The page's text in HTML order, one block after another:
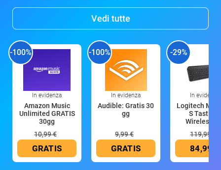
Vedi tutte
-100%
In evidenza
Amazon Music
Unlimited GRATIS
30gg
10,99 €
GRATIS
-100%
In evidenza
Audible: Gratis 30
gg
9,99 €
GRATIS
-29%
In evidenza
Logitech MX
S Tastiera
Wireless
119,99 €
84,99 €